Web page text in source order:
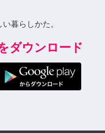
暮らしかた。
ダウンロード